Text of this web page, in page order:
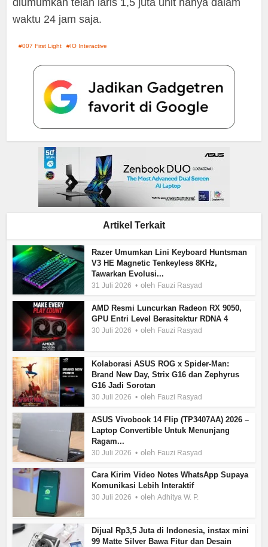
diumumkan telah laris 1,5 juta unit hanya dalam
waktu 24 jam saja.
007 First Light IO Interactive
Artikel Terkait
Razer Umumkan Lini Keyboard Huntsman
V3 HE Magnetic Tenkeyless 8KHz,
Tawarkan Evolusi...
31 Juli 2026 oleh Fauzi Rasyad
AMD Resmi Luncurkan Radeon RX 9050,
GPU Entri Level Berasitektur RDNA 4
30 Juli 2026 oleh Fauzi Rasyad
Kolaborasi ASUS ROG x Spider-Man:
Brand New Day, Strix G16 dan Zephyrus
G16 Jadi Sorotan
30 Juli 2026 oleh Fauzi Rasyad
ASUS Vivobook 14 Flip (TP3407AA) 2026 –
Laptop Convertible Untuk Menunjang
Ragam...
30 Juli 2026 oleh Fauzi Rasyad
Cara Kirim Video Notes WhatsApp Supaya
Komunikasi Lebih Interaktif
30 Juli 2026 olehAdhitya W. P.
Dijual Rp3,5 Juta di Indonesia, instax mini
99 Matte Silver Bawa Fitur dan Desain